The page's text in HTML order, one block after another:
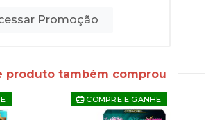
Promoção
produto também comprou
COMPRE E GANHE